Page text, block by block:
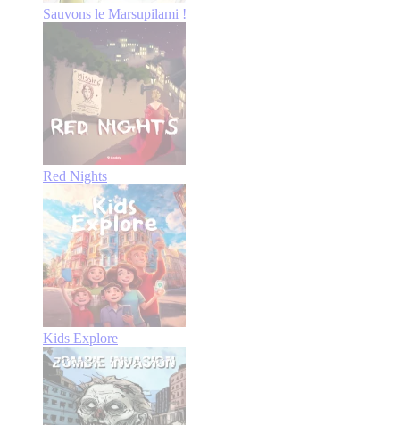
Sauvons le Marsupilami !
Red Nights
Kids Explore